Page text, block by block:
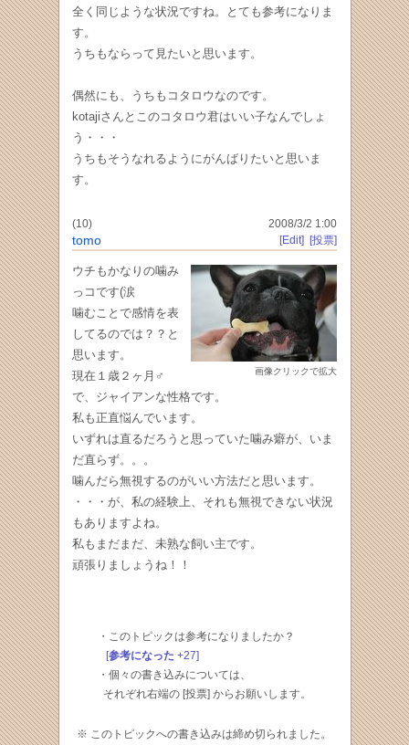
全く同じような状況ですね。とても参考になりま
す。
うちもならって見たいと思います。
偶然にも、うちもコタロウなのです。
kotajiさんとこのコタロウ君はいい子なんでしょ
う・・・
うちもそうなれるようにがんばりたいと思いま
す。
(10)
tomo
2008/3/2 1:00
[Edit]
[投票]
画像クリックで拡大
ウチもかなりの噛み
っコです(涙
噛むことで感情を表
してるのでは？？と
思います。
現在１歳２ヶ月♂
で、ジャイアンな性格です。
私も正直悩んでいます。
いずれは直るだろうと思っていた噛み癖が、いま
だ直らず。。。
噛んだら無視するのがいい方法だと思います。
・・・が、私の経験上、それも無視できない状況
もありますよね。
私もまだまだ、未熟な飼い主です。
頑張りましょうね！！
・このトピックは参考になりましたか？
[参考になった +27]
・個々の書き込みについては、
それぞれ右端の [投票] からお願いします。
※ このトピックへの書き込みは締め切られました。